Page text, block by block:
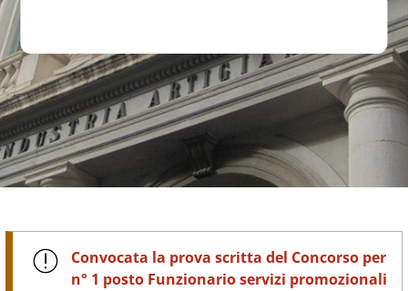
Convocata la prova scritta del Concorso per
n° 1 posto Funzionario servizi promozionali